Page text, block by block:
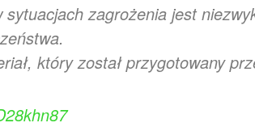
zagrożenia jest
który został przygotowany